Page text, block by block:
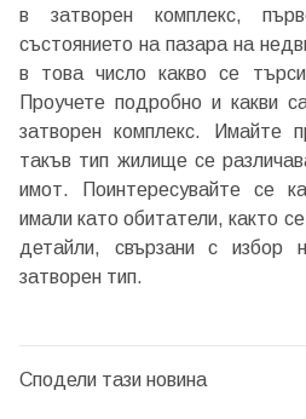
Вход като
или използвай
Вход с
Вход с
в затворен комплекс,
състоянието на пазара на
в това число какво се
Проучете подробно и какви
затворен комплекс. Имайте
такъв тип жилище се
имот. Поинтересувайте се
имали като обитатели, както
детайли, свързани с
затворен тип.
Сподели тази новина